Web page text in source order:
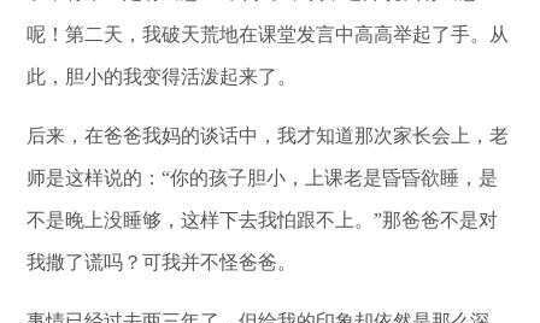
呢！第二天，我破天荒地在课堂发言中高高举起了手。从
此，胆小的我变得活泼起来了。
后来，在爸爸我妈的谈话中，我才知道那次家长会上，老
师是这样说的：“你的孩子胆小，上课老是昏昏欲睡，是
不是晚上没睡够，这样下去我怕跟不上。”那爸爸不是对
我撒了谎吗？可我并不怪爸爸。